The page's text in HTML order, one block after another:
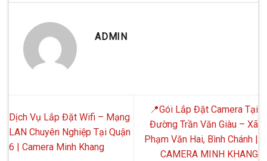
ADMIN
Dịch Vụ Lắp Đặt Wifi – Mạng
LAN Chuyên Nghiệp Tại Quận
6 | Camera Minh Khang
📍Gói Lắp Đặt Camera Tại
Đường Trần Văn Giàu – Xã
Phạm Văn Hai, Bình Chánh |
CAMERA MINH KHANG